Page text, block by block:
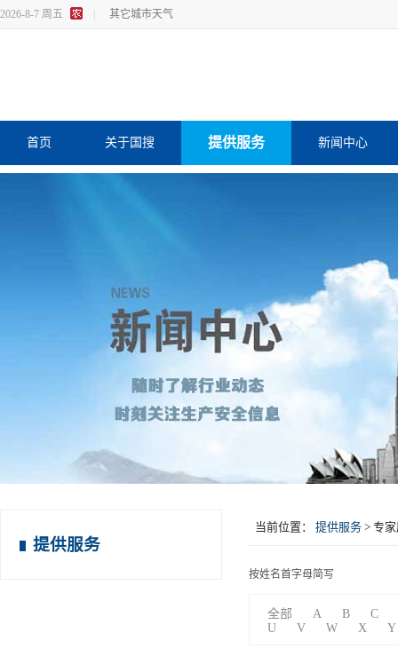
2026-8-7 周五 其它城市天气
首页 关于国搜 提供服务 新闻中心
提供服务
当前位置： 提供服务 > 专
按姓名首字母简写
全部 A B
C
U
V W X Y